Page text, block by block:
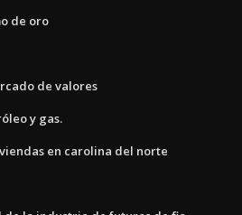
de oro
de valores
y gas.
en carolina del norte